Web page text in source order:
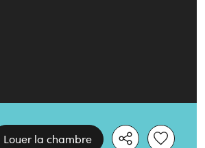
Louer la chambre